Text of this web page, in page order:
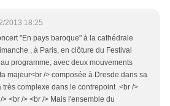
2013 18:25
"En pays baroque" à la cathédrale
, à Paris, en clôture du Festival
programme, avec deux mouvements
majeur<br /> composée à Dresde dans sa
très complexe dans le contrepoint .<br />
<br /> <br /> Mais l'ensemble du